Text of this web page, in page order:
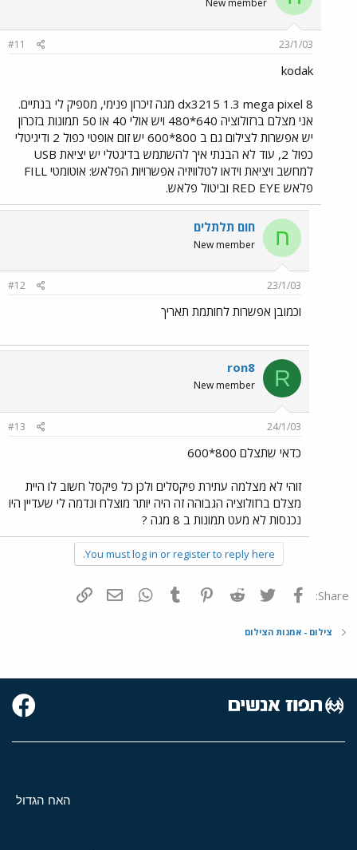
New member
23/1/03
#11
kodak
dx3215 1.3 mega pixel 8 מגה זיכרון פנימי, מספיק לי בנתיים.
אני מצלם ברזולוציה 640*480 ויש אולי 40 או 50 תמונות בזכרון
יש אפשרות לצילום גם ב 800*600 יש זום אופטי כפול 2 ודיגיטלי
כפול 2, עוד לא הבנתי איך להשתמש בדיגטלי יש יציאת USB
למחשב ויציאת וידאו לטלוויזיה אפשרויות הפלאש: אוטומטי FILL
פלאש RED EYE וביטול פלאש.
ח חום תלתלים
New member
23/1/03
#12
וכמובן אפשרות לחותמת תאריך
R
ron8
New member
24/1/03
#13
כדאי שתצלם 800*600
זוהי לא מצלמה עתירת פיקסלים ולכן כל פיקסל חשוב לו היית
מצלם ברזולוציה הגבוהה זה היה יותר מוצלח ונדמה לי שעדיין היו
נכנסות לא מעט תמונות ב 8 מגה ?
You must log in or register to reply here.
Share: פייסבוק Twitter
Reddit
Pinterest
Tumblr
WhatsAppדואר אלקטרוני
צילום - אמנות הצילום
האח הגדול